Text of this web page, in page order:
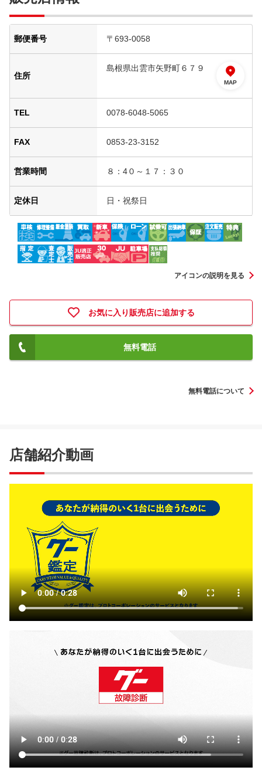
郵便番号 〒693-0058
住所
島根県出雲市矢野町６７９
MAP
TEL 0078-6048-5065
FAX 0853-23-3152
営業時間 ８：4０～１７：３０
定休日 日・祝祭日
アイコンの説明を見る
お気に入り販売店に追加する
無料電話
無料電話について
店舗紹介動画